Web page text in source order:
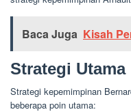
Baca Juga Kisah
Strategi
Strategi kepemimpinan
beberapa poin utama: